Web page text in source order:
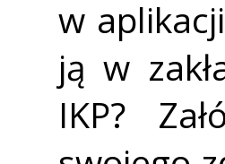
w
ją w
IKP?